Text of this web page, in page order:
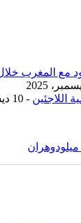
اللاجئين - 10 ديسمبر، 2025
وهران